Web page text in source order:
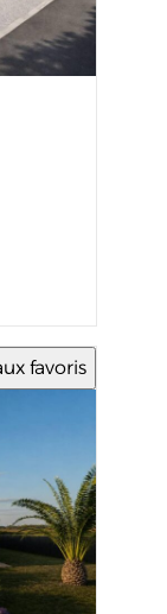
favoris